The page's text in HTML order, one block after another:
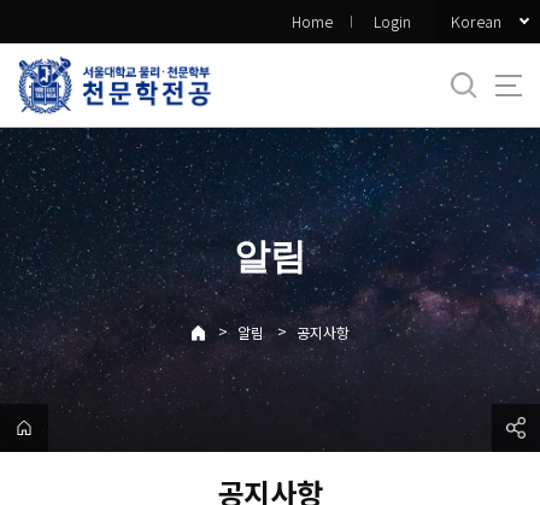
로
메
뉴
Home Login Korean
알림
> 알림 > 공지사항
공지사항